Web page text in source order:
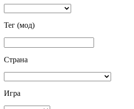
Тег (мод)
Страна
Игра